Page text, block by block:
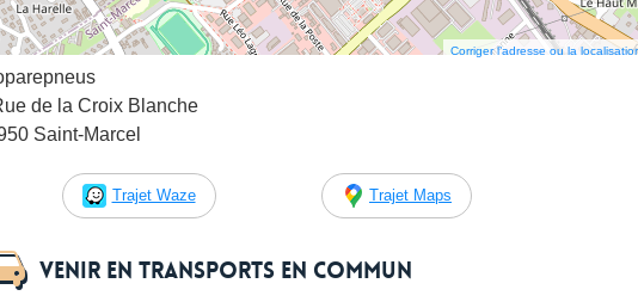
Corriger l’adresse ou la
de la Croix Blanche
Saint-Marcel
Trajet Waze Trajet Maps
Venir en transports en commun